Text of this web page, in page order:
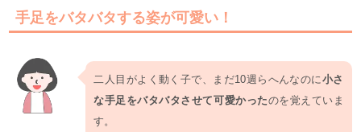
手足をバタバタする姿が可愛い！
二人目がよく動く子で、まだ10週らへんなのに 小さ
な手足をバタバタさせて可愛かったのを覚えていま
す。